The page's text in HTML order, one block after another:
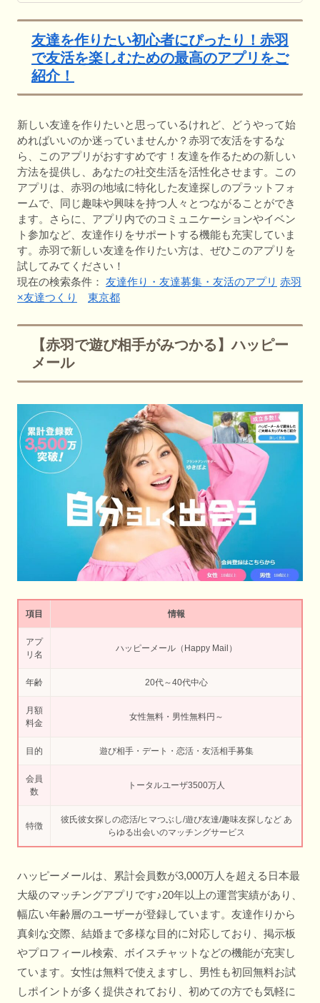
友達を作りたい初心者にぴったり！赤羽
で友活を楽しむための最高のアプリをご
紹介！
新しい友達を作りたいと思っているけれど、どうやって始
めればいいのか迷っていませんか？赤羽で友活をするな
ら、このアプリがおすすめです！友達を作るための新しい
方法を提供し、あなたの社交生活を活性化させます。この
アプリは、赤羽の地域に特化した友達探しのプラットフォ
ームで、同じ趣味や興味を持つ人々とつながることができ
ます。さらに、アプリ内でのコミュニケーションやイベン
ト参加など、友達作りをサポートする機能も充実していま
す。赤羽で新しい友達を作りたい方は、ぜひこのアプリを
試してみてください！
現在の検索条件： 友達作り・友達募集・友活のアプリ 赤羽
×友達つくり
東京都
【赤羽で遊び相手がみつかる】ハッピー
メール
項目 情報
アプ
リ名
ハッピーメール（Happy Mail）
年齢 20代～40代中心
月額
料金
女性無料・男性無料円～
目的 遊び相手・デート・恋活・友活相手募集
会員
数
トータルユーザ3500万人
特徴
彼氏彼女探しの恋活/ヒマつぶし/遊び友達/趣味友探しなど あ
らゆる出会いのマッチングサービス
ハッピーメールは、累計会員数が3,000万人を超える日本最
大級のマッチングアプリです♪20年以上の運営実績があり、
幅広い年齢層のユーザーが登録しています。友達作りから
真剣な交際、結婚まで多様な目的に対応しており、掲示板
やプロフィール検索、ボイスチャットなどの機能が充実し
ています。女性は無料で使えますし、男性も初回無料お試
しポイントが多く提供されており、初めての方でも気軽に